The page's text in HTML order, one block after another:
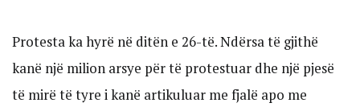
Protesta ka hyrë në ditën e 26-të. Ndërsa të gjithë
kanë një milion arsye për të protestuar dhe një pjesë
të mirë të tyre i kanë artikuluar me fjalë apo me